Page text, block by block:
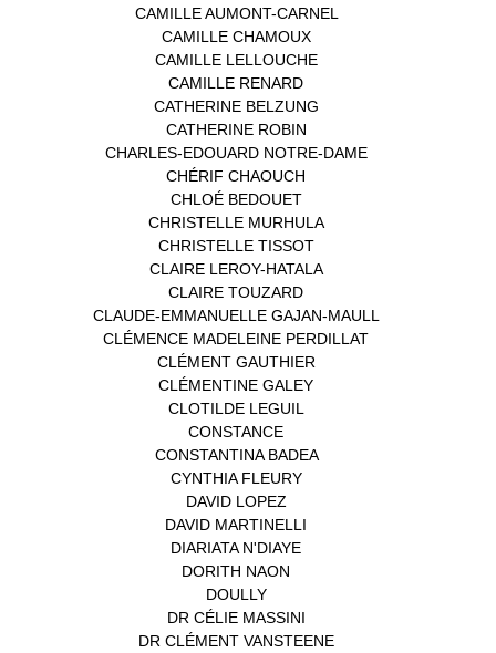
CAMILLE AUMONT-CARNEL
CAMILLE CHAMOUX(1)
CAMILLE LELLOUCHE(1)
CAMILLE RENARD
CATHERINE BELZUNG
CATHERINE ROBIN
CHARLES-EDOUARD NOTRE-DAME(1)
CHÉRIF CHAOUCH
CHLOÉ BEDOUET(1)
CHRISTELLE MURHULA(1)
CHRISTELLE TISSOT(2)
CLAIRE LEROY-HATALA(1)
CLAIRE TOUZARD
CLAUDE-EMMANUELLE GAJAN-MAULL
CLÉMENCE MADELEINE PERDILLAT
CLÉMENT GAUTHIER
CLÉMENTINE GALEY
CLOTILDE LEGUIL
CONSTANCE
CONSTANTINA BADEA(1)
CYNTHIA FLEURY(2)
DAVID LOPEZ
DAVID MARTINELLI
DIARIATA N'DIAYE
DORITH NAON
DOULLY(1)
DR CÉLIE MASSINI
DR CLÉMENT VANSTEENE(1)